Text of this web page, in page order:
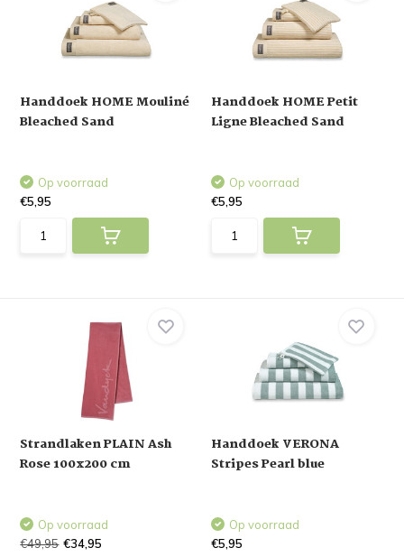
Handdoek HOME Mouliné
Bleached Sand
Op voorraad
€5,95
Handdoek HOME Petit
Ligne Bleached Sand
Op voorraad
€5,95
Strandlaken PLAIN Ash
Rose 100x200 cm
Op voorraad
€49,95 €34,95
Handdoek VERONA
Stripes Pearl blue
Op voorraad
€5,95